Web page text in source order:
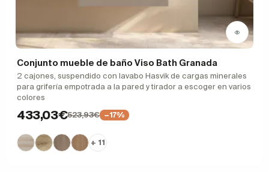
Conjunto mueble de baño Viso Bath Granada
2 cajones, suspendido con lavabo Hasvik de cargas minerales
para grifería empotrada a la pared y tirador a escoger en varios
colores
433,03€523,93€ −17%
+ 11